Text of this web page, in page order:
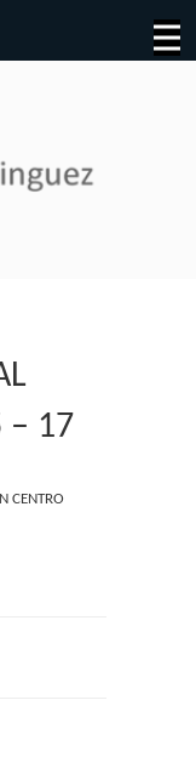
– 17
CENTRO